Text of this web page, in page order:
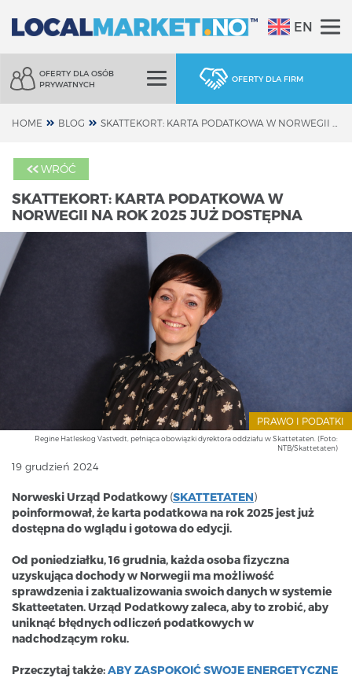
EN
OFERTY DLA OSÓB
PRYWATNYCH
OFERTY DLA FIRM
HOME BLOG
WRÓĆ
SKATTEKORT: KARTA PODATKOWA W
NORWEGII NA ROK 2025 JUŻ DOSTĘPNA
PRAWO I PODATKI
Regine Hatleskog Vastvedt, pełniąca obowiązki dyrektora oddziału w Skattetaten. (Foto:
NTB/Skattetaten)
19 grudzień 2024
Norweski Urząd Podatkowy (SKATTETATEN)
poinformował, że karta podatkowa na rok 2025 jest już
dostępna do wglądu i gotowa do edycji.
Od poniedziałku, 16 grudnia, każda osoba fizyczna
uzyskująca dochody w Norwegii ma możliwość
sprawdzenia i zaktualizowania swoich danych w systemie
Skatteetaten. Urząd Podatkowy zaleca, aby to zrobić, aby
uniknąć błędnych odliczeń podatkowych w
nadchodzącym roku.
Przeczytaj także:ABY ZASPOKOIĆ SWOJE ENERGETYCZNE